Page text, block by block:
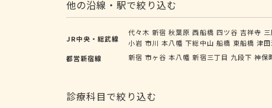
他の沿線・駅で絞り込む
JR中央・総武線
代々木 新宿 秋葉原 西船橋 四ツ谷 吉祥寺
小岩 市川 本八幡 下総中山 船橋 東船橋 津田
都営新宿線
新宿 市ヶ谷 本八幡 新宿三丁目 九段下 神保
診療科目で絞り込む